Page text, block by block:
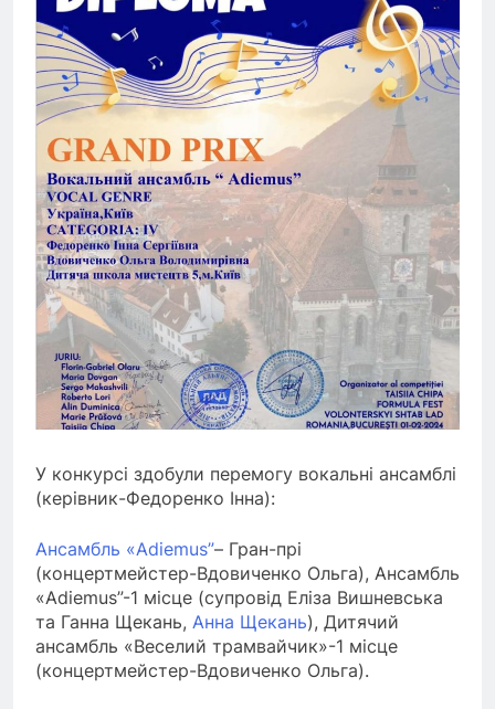
У конкурсі здобули перемогу вокальні ансамблі
(керівник-Федоренко Інна):
Ансамбль «Adiemus”– Гран-прі
(концертмейстер-Вдовиченко Ольга), Ансамбль
«Adiemus”-1 місце (супровід Еліза Вишневська
та Ганна Щекань, Анна Щекань), Дитячий
ансамбль «Веселий трамвайчик»-1 мiсце
(концертмейстер-Вдовиченко Ольга).